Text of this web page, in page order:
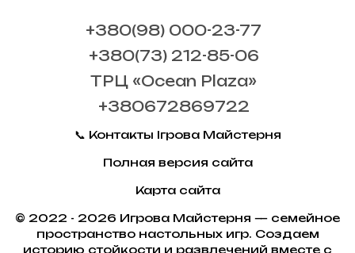
+380(98) 000-23-77
+380(73) 212-85-06
ТРЦ «Ocean Plaza»
+380672869722
📞 Контакты Ігрова Майстерня
Полная версия сайта
Карта сайта
© 2022 - 2026 Игрова Майстерня — семейное
пространство настольных игр. Создаем
историю стойкости и развлечений вместе с